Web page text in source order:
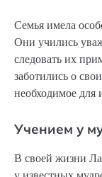
Семья имела
Они учились
следовать их
заботились о
необходимое для
Учением у
В своей жизни